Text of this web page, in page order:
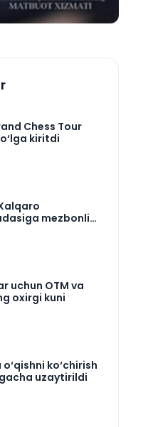
Chess Tour
kiritdi
mezbonlik
uchun OTM va
oxirgi kuni
ko‘chirish
uzaytirildi